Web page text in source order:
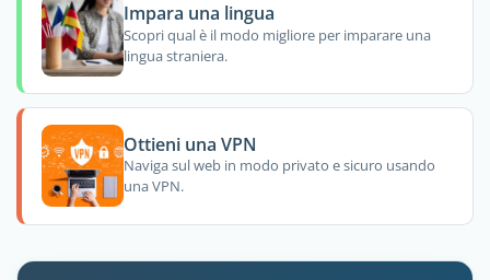
Impara una lingua
Scopri qual è il modo migliore per imparare una
lingua straniera.
Ottieni una VPN
Naviga sul web in modo privato e sicuro usando
una VPN.